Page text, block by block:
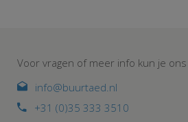
Voor vragen of meer info kun je
info@buurtaed.nl
+31 (0)35 333 3510